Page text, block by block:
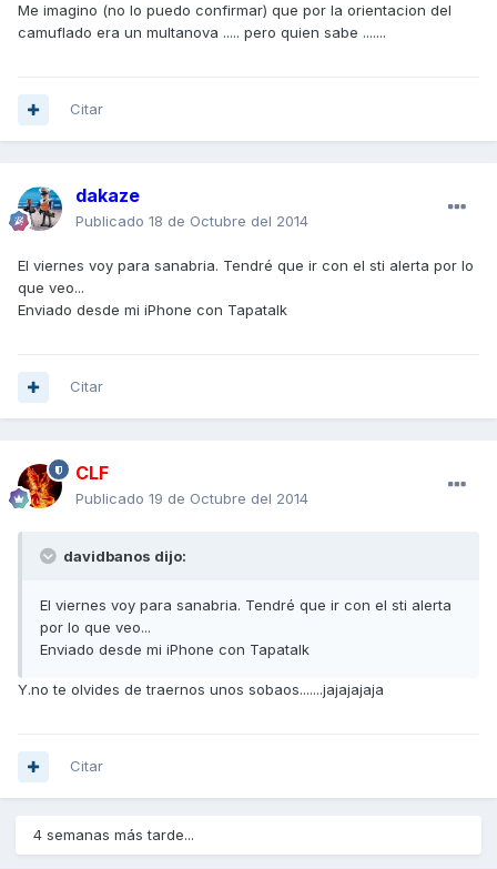
Me imagino (no lo puedo confirmar) que por la orientacion del
camuflado era un multanova ..... pero quien sabe .......
Citar
dakaze
Publicado 18 de Octubre del 2014
El viernes voy para sanabria. Tendré que ir con el sti alerta por lo
que veo...
Enviado desde mi iPhone con Tapatalk
Citar
CLF
Publicado 19 de Octubre del 2014
davidbanos dijo:
El viernes voy para sanabria. Tendré que ir con el sti alerta
por lo que veo...
Enviado desde mi iPhone con Tapatalk
Y.no te olvides de traernos unos sobaos.......jajajajaja
Citar
4 semanas más tarde...